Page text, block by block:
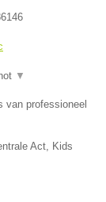
▼
van professioneel
Act, Kids